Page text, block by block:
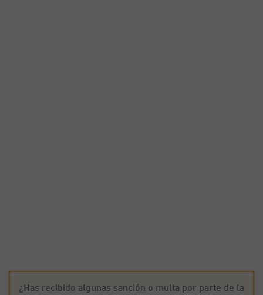
¿Has recibido algunas sanción o multa por parte de la